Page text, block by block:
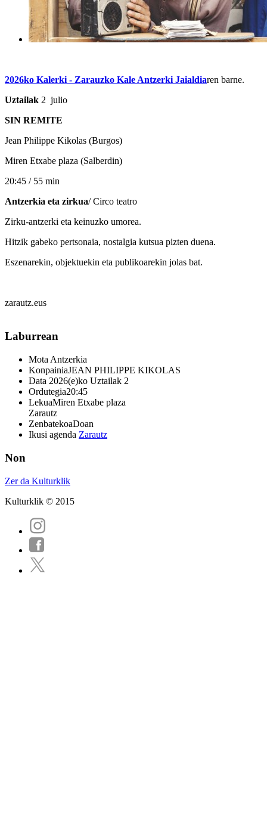
2026ko Kalerki - Zarauzko Kale Antzerki Jaialdiaren barne.
Uztailak 2 julio
SIN REMITE
Jean Philippe Kikolas (Burgos)
Miren Etxabe plaza (Salberdin)
20:45 / 55 min
Antzerkia eta zirkua/ Circo teatro
Zirku-antzerki eta keinuzko umorea.
Hitzik gabeko pertsonaia, nostalgia kutsua pizten duena.
Eszenarekin, objektuekin eta publikoarekin jolas bat.
zarautz.eus
Laburrean
Mota Antzerkia
KonpainiaJEAN PHILIPPE KIKOLAS
Data 2026(e)ko Uztailak 2
Ordutegia20:45
LekuaMiren Etxabe plaza
Zarautz
ZenbatekoaDoan
Ikusi agenda Zarautz
Non
Zer da Kulturklik
Kulturklik © 2015